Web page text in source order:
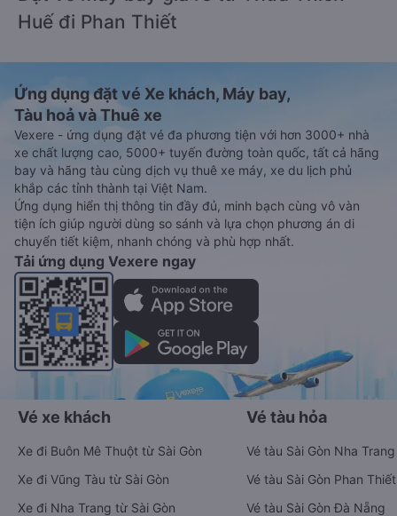
Huế đi Phan Thiết
Ứng dụng đặt vé Xe khách, Máy bay,
Tàu hoả và Thuê xe
Vexere - ứng dụng đặt vé đa phương tiện với hơn 3000+ nhà
xe chất lượng cao, 5000+ tuyến đường toàn quốc, tất cả hãng
bay và hãng tàu cùng dịch vụ thuê xe máy, xe du lịch phủ
khắp các tỉnh thành tại Việt Nam.
Ứng dụng hiển thị thông tin đầy đủ, minh bạch cùng vô vàn
tiện ích giúp người dùng so sánh và lựa chọn phương án di
chuyển tiết kiệm, nhanh chóng và phù hợp nhất.
Tải ứng dụng Vexere ngay
Vé xe khách
Xe đi Buôn Mê Thuột từ Sài Gòn
Xe đi Vũng Tàu từ Sài Gòn
Xe đi Nha Trang từ Sài Gòn
Vé tàu hỏa
Vé tàu Sài Gòn Nha Trang
Vé tàu Sài Gòn Phan Thiết
Vé tàu Sài Gòn Đà Nẵng